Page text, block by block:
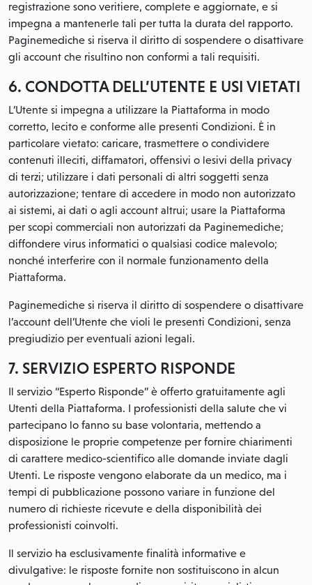
registrazione sono veritiere, complete e aggiornate, e si
impegna a mantenerle tali per tutta la durata del rapporto.
Paginemediche si riserva il diritto di sospendere o disattivare
gli account che risultino non conformi a tali requisiti.
6. CONDOTTA DELL’UTENTE E USI VIETATI
L’Utente si impegna a utilizzare la Piattaforma in modo
corretto, lecito e conforme alle presenti Condizioni. È in
particolare vietato: caricare, trasmettere o condividere
contenuti illeciti, diffamatori, offensivi o lesivi della privacy
di terzi; utilizzare i dati personali di altri soggetti senza
autorizzazione; tentare di accedere in modo non autorizzato
ai sistemi, ai dati o agli account altrui; usare la Piattaforma
per scopi commerciali non autorizzati da Paginemediche;
diffondere virus informatici o qualsiasi codice malevolo;
nonché interferire con il normale funzionamento della
Piattaforma.
Paginemediche si riserva il diritto di sospendere o disattivare
l’account dell’Utente che violi le presenti Condizioni, senza
pregiudizio per eventuali azioni legali.
7. SERVIZIO ESPERTO RISPONDE
Il servizio “Esperto Risponde” è offerto gratuitamente agli
Utenti della Piattaforma. I professionisti della salute che vi
partecipano lo fanno su base volontaria, mettendo a
disposizione le proprie competenze per fornire chiarimenti
di carattere medico-scientifico alle domande inviate dagli
Utenti. Le risposte vengono elaborate da un medico, ma i
tempi di pubblicazione possono variare in funzione del
numero di richieste ricevute e della disponibilità dei
professionisti coinvolti.
Il servizio ha esclusivamente finalità informative e
divulgative: le risposte fornite non sostituiscono in alcun